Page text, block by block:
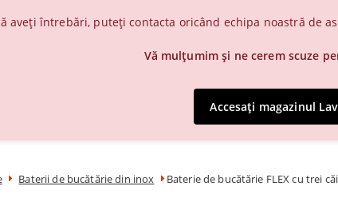
aveți întrebări, puteți contacta oricând echipa noastră de
Vă mulțumim și ne cerem scuze
Accesați magazinul
Baterii de bucătărie din inox Baterie de bucătărie FLEX cu trei căi